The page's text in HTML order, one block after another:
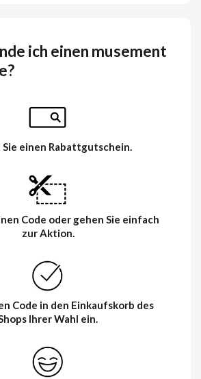
ich einen musement
Sie einen Rabattgutschein.
Code oder gehen Sie einfach
zur Aktion.
Code in den Einkaufskorb des
Ihrer Wahl ein.